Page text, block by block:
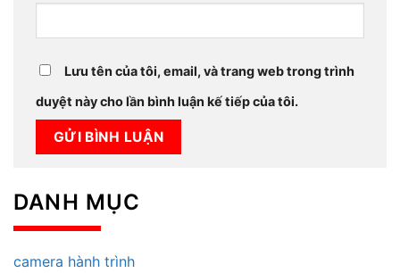
Lưu tên của tôi, email, và trang web trong trình
duyệt này cho lần bình luận kế tiếp của tôi.
DANH MỤC
camera hành trình